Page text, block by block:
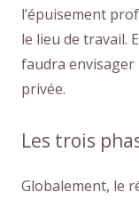
l’épuisement
le lieu de travail.
faudra envisager
privée.
Les trois
Globalement, le